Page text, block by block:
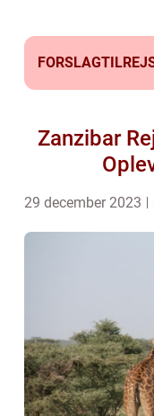
Zanzibar
29 december 2023